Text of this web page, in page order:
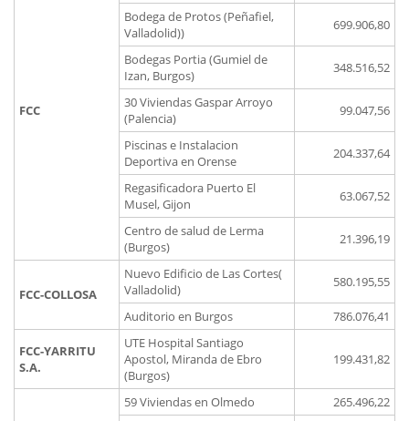
FCC
Bodega de Protos (Peñafiel,
Valladolid))
699.906,80
Bodegas Portia (Gumiel de
Izan, Burgos)
348.516,52
30 Viviendas Gaspar Arroyo
(Palencia)
99.047,56
Piscinas e Instalacion
Deportiva en Orense
204.337,64
Regasificadora Puerto El
Musel, Gijon
63.067,52
Centro de salud de Lerma
(Burgos)
21.396,19
FCC-COLLOSA
Nuevo Edificio de Las Cortes(
Valladolid)
580.195,55
Auditorio en Burgos 786.076,41
FCC-YARRITU
S.A.
UTE Hospital Santiago
Apostol, Miranda de Ebro
(Burgos)
199.431,82
59 Viviendas en Olmedo
265.496,22